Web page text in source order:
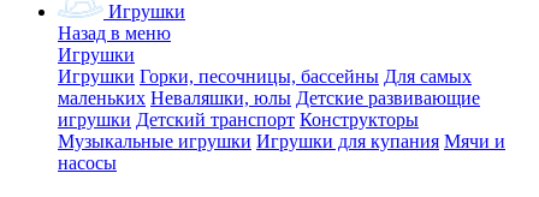
Игрушки
Назад в меню
Игрушки
Игрушки Горки, песочницы, бассейны Для самых
маленьких Неваляшки, юлы Детские развивающие
игрушки Детский транспорт Конструкторы
Музыкальные игрушки Игрушки для купания Мячи и
насосы